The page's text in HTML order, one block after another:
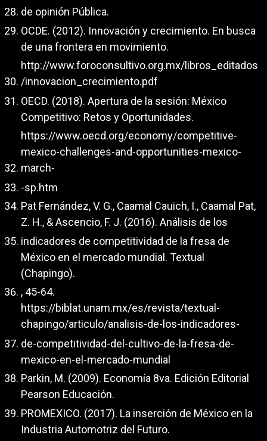
de opinión Pública.
OCDE. (2012). Innovación y crecimiento. En busca
de una frontera en movimiento.
http://www.foroconsultivo.org.mx/libros_editados
/innovacion_crecimiento.pdf
OECD. (2018). Apertura de la sesión: México
Competitivo: Retos y Oportunidades.
https://www.oecd.org/economy/competitive-
mexico-challenges-and-opportunities-mexico-
march-
-sp.htm
Pat Fernández, V. G., Caamal Cauich, I., Caamal Pat,
Z. H., & Ascencio, F. J. (2016). Análisis de los
indicadores de competitividad de la fresa de
México en el mercado mundial. Textual
(Chapingo).
, 45-64.
https://biblat.unam.mx/es/revista/textual-
chapingo/articulo/analisis-de-los-indicadores-
de-competitividad-del-cultivo-de-la-fresa-de-
mexico-en-el-mercado-mundial
Parkin, M. (2009). Economía 8va. Edición Editorial
Pearson Educación.
PROMEXICO. (2017). La inserción de México en la
Industria Automotriz del Futuro.